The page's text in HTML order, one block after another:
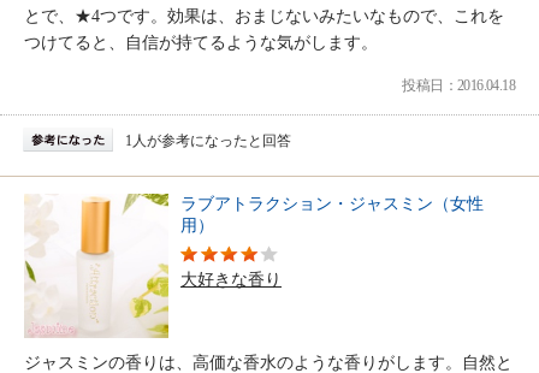
とで、★4つです。効果は、おまじないみたいなもので、これを
つけてると、自信が持てるような気がします。
投稿日：2016.04.18
1人が参考になったと回答
ラブアトラクション・ジャスミン（女性
用）
大好きな香り
ジャスミンの香りは、高価な香水のような香りがします。自然と